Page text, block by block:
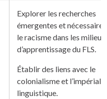
Explorer les recherches
émergentes et
le racisme dans les milieux
d’apprentissage du FLS.
Établir des liens avec le
colonialisme et
linguistique.